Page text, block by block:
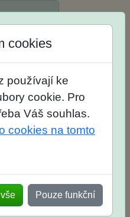
cookies
používají ke
cookie. Pro
Váš souhlas.
cookies na tomto
Pouze funkční